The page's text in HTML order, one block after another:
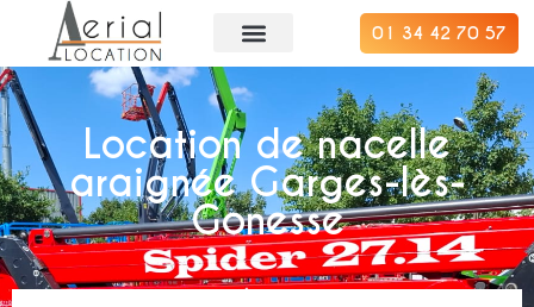
01 34 42 70 57
Location de nacelle
araignée Garges-lès-
Gonesse